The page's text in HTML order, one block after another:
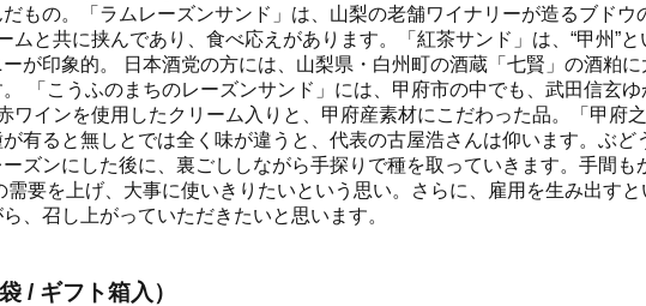
もの。「ラムレーズンサンド」は、山梨の老舗ワイナリーが造るブド
と共に挟んであり、食べ応えがあります。「紅茶サンド」は、“甲州”
が印象的。 日本酒党の方には、山梨県・白州町の酒蔵「七賢」の酒粕
「こうふのまちのレーズンサンド」には、甲府市の中でも、武田信玄
ワインを使用したクリーム入りと、甲府産素材にこだわった品。「甲府
有ると無しとでは全く味が違うと、代表の古屋浩さんは仰います。ぶ
ズンにした後に、裏ごししながら手探りで種を取っていきます。手間
要を上げ、大事に使いきりたいという思い。さらに、雇用を生み出す
、召し上がっていただきたいと思います。
/ ギフト箱入）